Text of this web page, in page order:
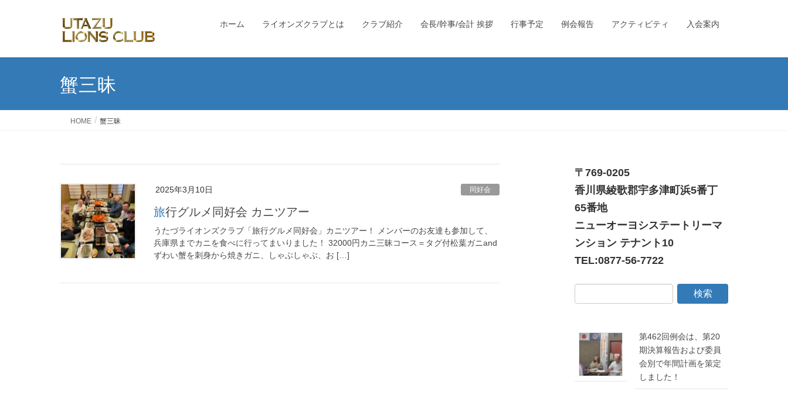
ホーム ライオンズクラブとは クラブ紹介 会長/幹事/会計 挨拶 行事予定 例会報告 アクティビティ 入会案内
蟹三昧
HOME 蟹三昧
2025年3月10日 同好会
旅行グルメ同好会 カニツアー
うたづライオンズクラブ「旅行グルメ同好会」カニツアー！ メンバーのお友達も参加して、
兵庫県までカニを食べに行ってまいりました！ 32000円カニ三昧コース＝タグ付松葉ガニand
ずわい蟹を刺身から焼きガニ、しゃぶしゃぶ、お […]
〒769-0205
香川県綾歌郡宇多津町浜5番丁
65番地
ニューオーヨシステートリーマ
ンション テナント10
TEL:0877-56-7722
第462回例会は、第20
期決算報告および委員
会別で年間計画を策定
しました！